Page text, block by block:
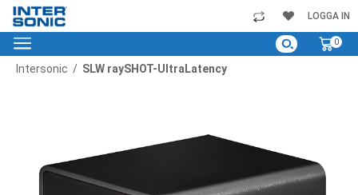
My
0
Skip
to
Content
LOGGA IN
Intersonic SLW raySHOT-UltraLatency